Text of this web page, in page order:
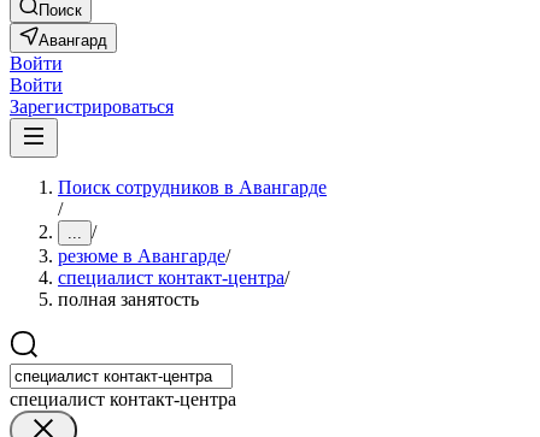
Поиск
Авангард
Войти
Войти
Зарегистрироваться
Поиск сотрудников в Авангарде
/
... /
резюме в Авангарде/
специалист контакт-центра/
полная занятость
специалист контакт-центра